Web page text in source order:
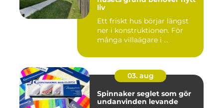
liv
Ett friskt hus börjar längst
ner i konstruktionen. För
många villaägare i ...
03. aug
Spinnaker seglet som gör
undanvinden levande